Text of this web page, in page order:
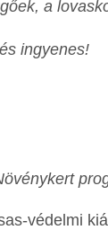
a
ingyenes!
védelmi